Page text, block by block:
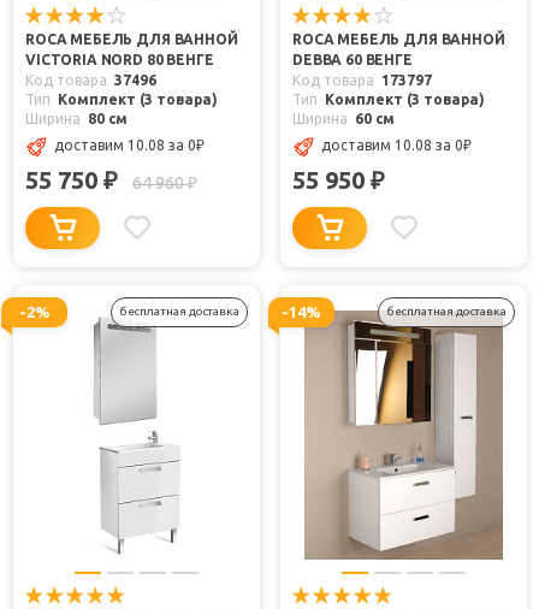
ROCA МЕБЕЛЬ ДЛЯ ВАННОЙ
VICTORIA NORD 80 ВЕНГЕ
Код товара 37496
Тип
Комплект (3 товара)
Ширина
80 см
доставим 10.08 за 0₽
55 750 ₽ 64 960₽
ROCA МЕБЕЛЬ ДЛЯ ВАННОЙ
DEBBA 60 ВЕНГЕ
Код товара
173797
Тип
Комплект (3 товара)
Ширина
60 см
доставим 10.08 за 0₽
55 950 ₽
-2% бесплатная доставка -14% бесплатная доставка